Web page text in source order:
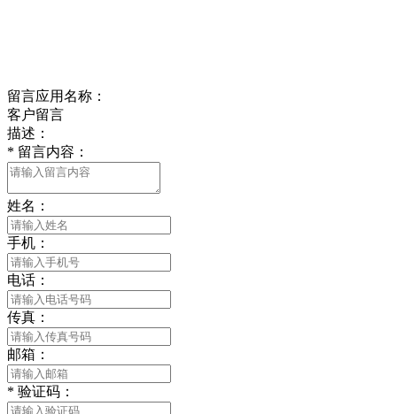
留言应用名称：
客户留言
描述：
* 留言内容：
姓名：
手机：
电话：
传真：
邮箱：
* 验证码：